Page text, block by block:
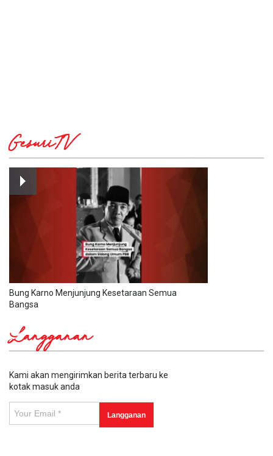
GesuriTV
Bung Karno Menjunjung Kesetaraan Semua
Bangsa
Langganan
Kami akan mengirimkan berita terbaru ke
kotak masuk anda